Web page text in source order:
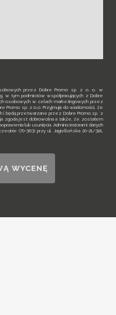
przez Dobre Promo sp. z o. o. w
w tym podmiotów współpracujących z Dobre
osobowych w celach marketingowych przez
Promo sp. z o.o. Przyjmuję do wiadomości, że
będą przetwarzane przez Dobre Promo sp. z
zgoda jest dobrowolna a także, że zostałem
lub usunięcia. Administratorami danych
(70-363) przy ul. Jagiellońska 20-21/318,